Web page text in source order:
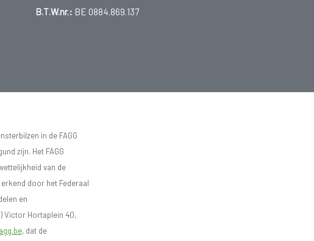
B.T.W.nr.: BE 0884.869.137
in de FAGG
zijn. Het FAGG
van de
door het Federaal
en
Victor Hortaplein 40,
, dat de